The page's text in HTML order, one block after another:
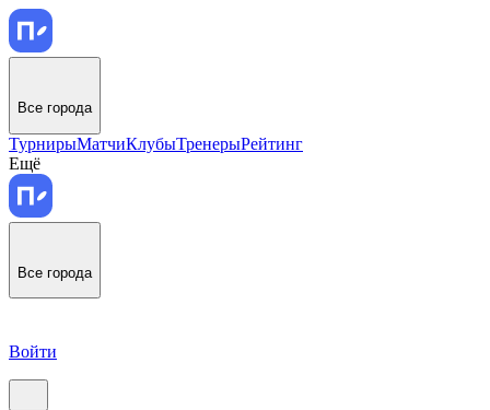
Все города
ТурнирыМатчиКлубыТренерыРейтинг
Ещё
Все города
Войти